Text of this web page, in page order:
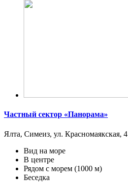
Частный сектор «Панорама»
Ялта, Симеиз, ул. Красномаякская, 4
Вид на море
В центре
Рядом с морем (1000 м)
Беседка